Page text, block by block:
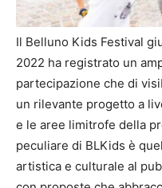
Il Belluno Kids Festival
2022 ha registrato un
partecipazione che di
un rilevante progetto a
e le aree limitrofe della
peculiare di BLKids è
artistica e culturale al